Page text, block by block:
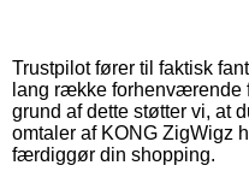
Trustpilot fører til faktisk
lang række forhenværende
grund af dette støtter vi, at
omtaler af KONG ZigWigz
færdiggør din shopping.